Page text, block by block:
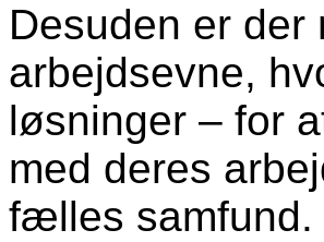
Desuden er der
arbejdsevne,
løsninger – for
med deres
fælles samfund.